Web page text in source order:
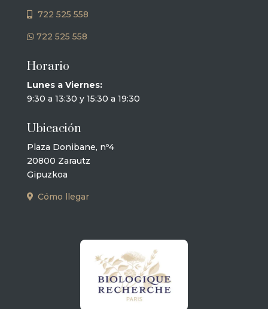
722 525 558
722 525 558
Horario
Lunes a Viernes:
9:30 a 13:30 y 15:30 a 19:30
Ubicación
Plaza Donibane, nº4
20800 Zarautz
Gipuzkoa
Cómo llegar